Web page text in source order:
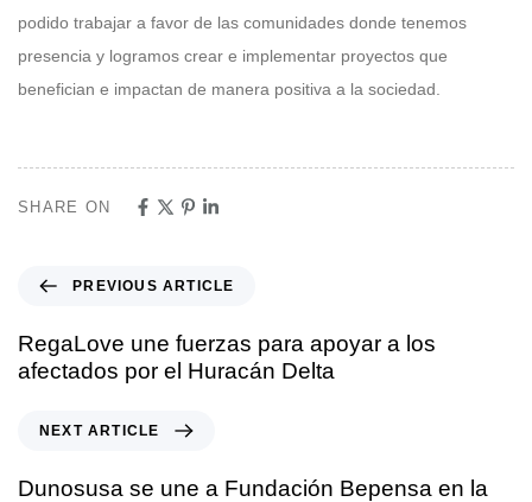
podido trabajar a favor de las comunidades donde tenemos
presencia y logramos crear e implementar proyectos que
benefician e impactan de manera positiva a la sociedad.
SHARE ON
PREVIOUS ARTICLE
RegaLove une fuerzas para apoyar a los
afectados por el Huracán Delta
NEXT ARTICLE
Dunosusa se une a Fundación Bepensa en la